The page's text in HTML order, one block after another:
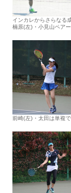
インカレからさらなる
楠原(左)・小見山ペア
前崎(左)・太田は単複